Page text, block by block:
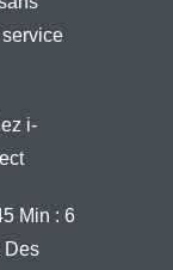
i-
Min : 6
Des